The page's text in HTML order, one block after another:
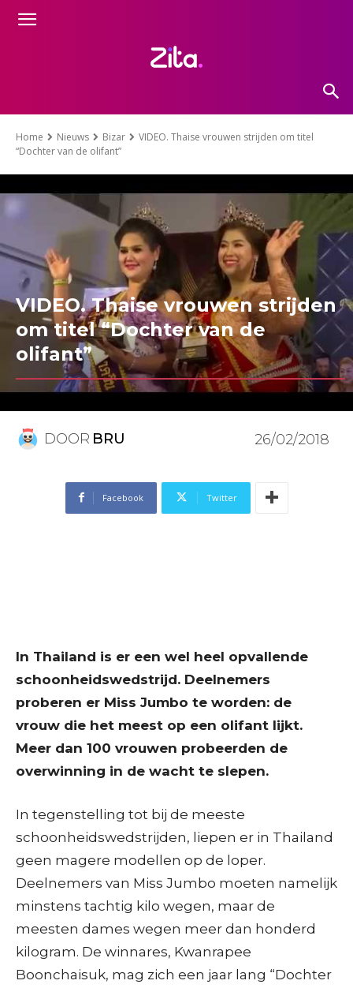
Home Nieuws Bizar
VIDEO. Thaise vrouwen strijden om titel
“Dochter van de olifant”
VIDEO. Thaise vrouwen strijden
om titel “Dochter van de
olifant”
DOOR BRU 26/02/2018
Facebook Twitter
In Thailand is er een wel heel opvallende
schoonheidswedstrijd. Deelnemers
proberen er Miss Jumbo te worden: de
vrouw die het meest op een olifant lijkt.
Meer dan 100 vrouwen probeerden de
overwinning in de wacht te slepen.
In tegenstelling tot bij de meeste
schoonheidswedstrijden, liepen er in Thailand
geen magere modellen op de loper.
Deelnemers van Miss Jumbo moeten namelijk
minstens tachtig kilo wegen, maar de
meesten dames wegen meer dan honderd
kilogram. De winnares, Kwanrapee
Boonchaisuk, mag zich een jaar lang “Dochter